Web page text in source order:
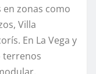
en zonas como
Villa
En La Vega y
terrenos